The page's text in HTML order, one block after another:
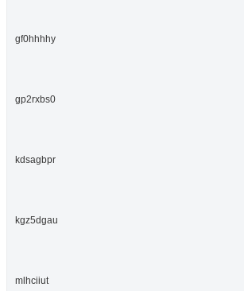
gf0hhhhy
gp2rxbs0
kdsagbpr
kgz5dgau
mlhciiut